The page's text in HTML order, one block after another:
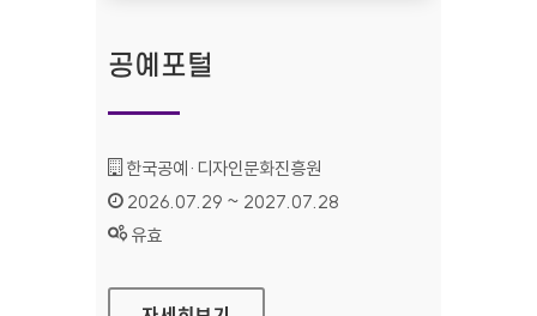
공예포털
기관명 :
한국공예·디자인문화진흥원
인증기간 :
2026.07.29 ~ 2027.07.28
상태 :
유효